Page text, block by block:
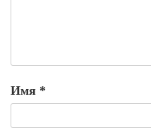
Имя *